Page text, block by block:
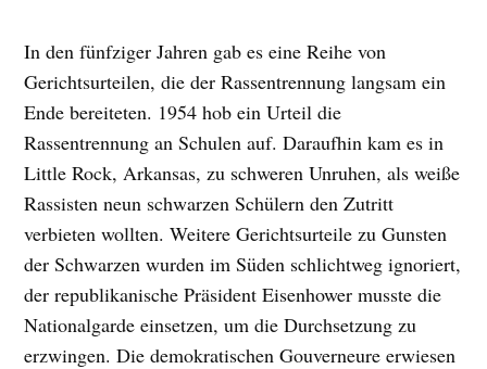
In den fünfziger Jahren gab es eine Reihe von
Gerichtsurteilen, die der Rassentrennung langsam ein
Ende bereiteten. 1954 hob ein Urteil die
Rassentrennung an Schulen auf. Daraufhin kam es in
Little Rock, Arkansas, zu schweren Unruhen, als weiße
Rassisten neun schwarzen Schülern den Zutritt
verbieten wollten. Weitere Gerichtsurteile zu Gunsten
der Schwarzen wurden im Süden schlichtweg ignoriert,
der republikanische Präsident Eisenhower musste die
Nationalgarde einsetzen, um die Durchsetzung zu
erzwingen. Die demokratischen Gouverneure erwiesen